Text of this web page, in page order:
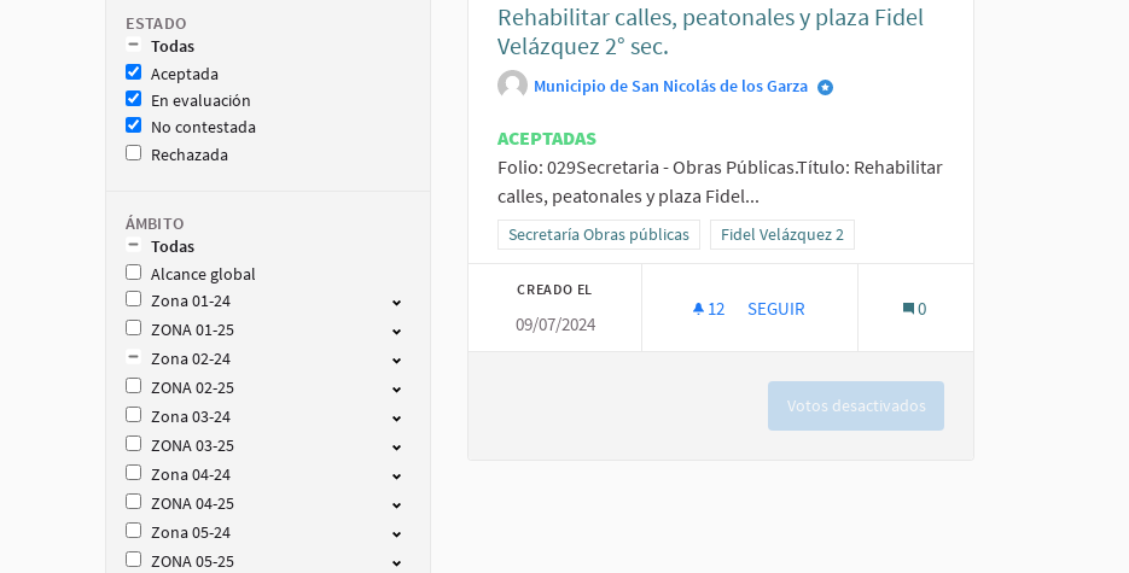
ESTADO
Todas
Aceptada
En evaluación
No contestada
Rechazada
ÁMBITO
Todas
Alcance global
Zona 01-24
ZONA 01-25
Zona 02-24
ZONA 02-25
Zona 03-24
ZONA 03-25
Zona 04-24
ZONA 04-25
Zona 05-24
ZONA 05-25
Rehabilitar calles, peatonales y plaza Fidel
Velázquez 2° sec.
Municipio de San Nicolás de los Garza
ACEPTADAS
Folio: 029Secretaria - Obras Públicas.Título: Rehabilitar
calles, peatonales y plaza Fidel...
Resultados al filtrar por la categoría: Secretaría Obras públicas
Secretaría Obras públicas Resultados al filtrar por el ámbito: Fidel Velázquez 2
Fidel Velázquez 2
CREADO EL
09/07/2024
12 12 SEGUIDORAS
SEGUIR 0
Votos desactivados